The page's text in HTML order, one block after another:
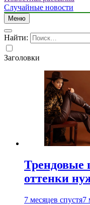
Случайные новости
Меню
Найти:
Заголовки
Трендовые
оттенки
7 месяцев спустя7